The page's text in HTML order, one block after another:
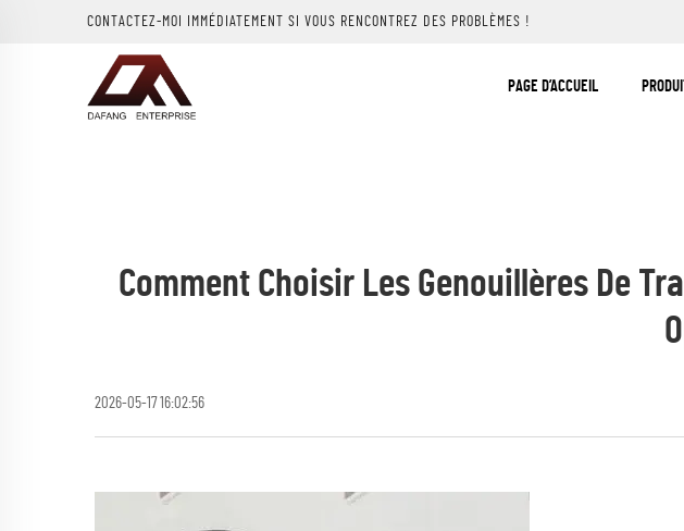
CONTACTEZ-MOI IMMÉDIATEMENT SI VOUS RENCONTREZ DES PROBLÈMES !
PAGE D’ACCUEIL
Comment Choisir Les Genouillères De
2026-05-17 16:02:56